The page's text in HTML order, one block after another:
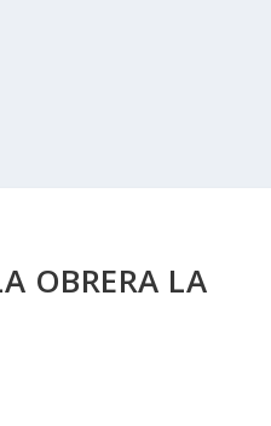
OBRERA LA